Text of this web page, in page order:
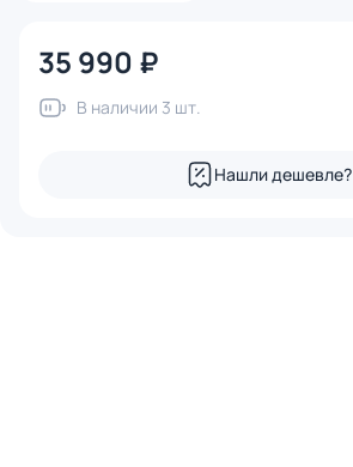
35 990 ₽
В наличии 3 шт.
Нашли дешевле?